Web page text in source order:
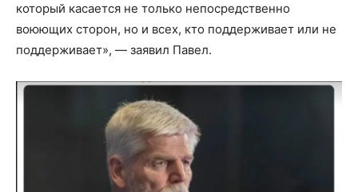
который касается не только непосредственно
воюющих сторон, но и всех, кто поддерживает или не
поддерживает», — заявил Павел.